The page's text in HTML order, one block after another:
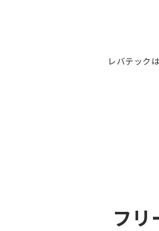
レバテック
フリ